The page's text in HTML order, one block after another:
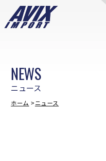
ニュース
NEWS
ホーム ニュース